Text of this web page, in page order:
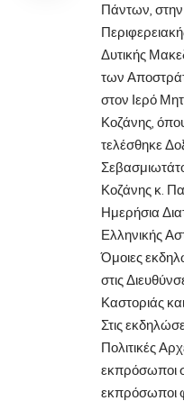
Πάντων, στην
Δυτικής
των
στον Ιερό
Κοζάνης,
τελέσθηκε
Κοζάνης κ.
Ημερήσια
Ελληνικής
Όμοιες
στις
Καστοριάς
Στις
Πολιτικές
εκπρόσωποι
εκπρόσωποι